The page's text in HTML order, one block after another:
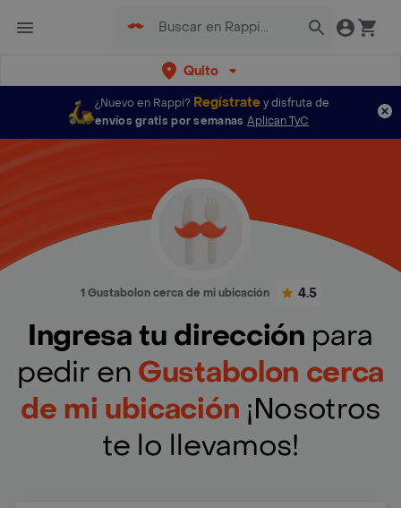
Quito
¿Nuevo en Rappi? Regístratey disfruta de
envíos gratis por semanas Aplican TyC
1 Gustabolon cerca de mi ubicación 4.5
Ingresa tu dirección para
pedir en Gustabolon cerca
de mi ubicación ¡Nosotros
te lo llevamos!